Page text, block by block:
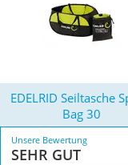
seinen Eigenschaften.
EDELRID Seiltasche
Bag 30
Unsere Bewertung
SEHR GUT